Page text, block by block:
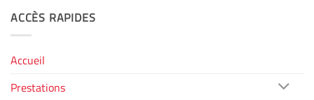
ACCÈS RAPIDES
Accueil
Prestations